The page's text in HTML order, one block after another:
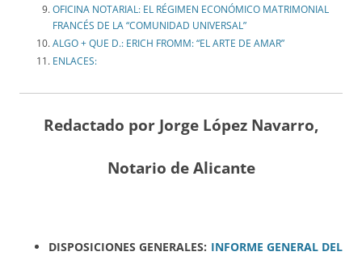
OFICINA NOTARIAL: EL RÉGIMEN ECONÓMICO MATRIMONIAL
FRANCÉS DE LA “COMUNIDAD UNIVERSAL”
ALGO + QUE D.: ERICH FROMM: “EL ARTE DE AMAR”
ENLACES:
Redactado por Jorge López Navarro,
Notario de Alicante
DISPOSICIONES GENERALES: INFORME GENERAL DEL